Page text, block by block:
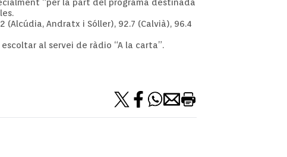
“per la part del programa destinada
(Alcúdia, Andratx i Sóller), 92.7 (Calvià), 96.4
al servei de ràdio “A la carta”.